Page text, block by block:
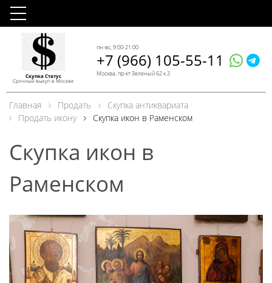
Скупка Статус
Срочный выкуп в Москве
пн-вс, 9:00-21:00
+7 (966) 105-55-11
Москва, пр-кт Зеленый 62 к.3
Главная Продать
Скупка антиквариата
Продать икону
Скупка икон в Раменском
Скупка икон в
Раменском